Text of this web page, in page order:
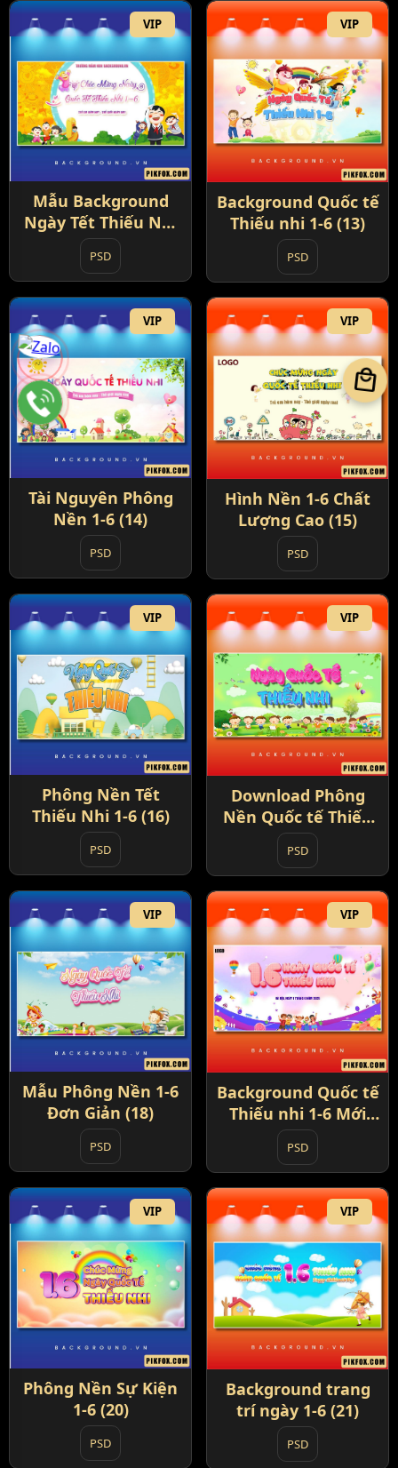
VIP
Mẫu Background
Ngày Tết Thiếu Nhi
1-6 (12)
PSD
VIP
Background Quốc tế
Thiếu nhi 1-6 (13)
PSD
VIP
Tài Nguyên Phông
Nền 1-6 (14)
PSD
VIP
Hình Nền 1-6 Chất
Lượng Cao (15)
PSD
VIP
Phông Nền Tết
Thiếu Nhi 1-6 (16)
PSD
VIP
Download Phông
Nền Quốc tế Thiếu
nhi 1-6 (17)
PSD
VIP
Mẫu Phông Nền 1-6
Đơn Giản (18)
PSD
VIP
Background Quốc tế
Thiếu nhi 1-6 Mới
Nhất (19)
PSD
VIP
Phông Nền Sự Kiện
1-6 (20)
PSD
VIP
Background trang
trí ngày 1-6 (21)
PSD
local_mall